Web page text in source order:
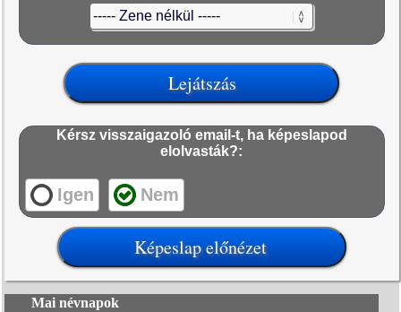
Kérsz visszaigazoló email-t, ha képeslapod
elolvasták?:
Igen Nem
Mai névnapok